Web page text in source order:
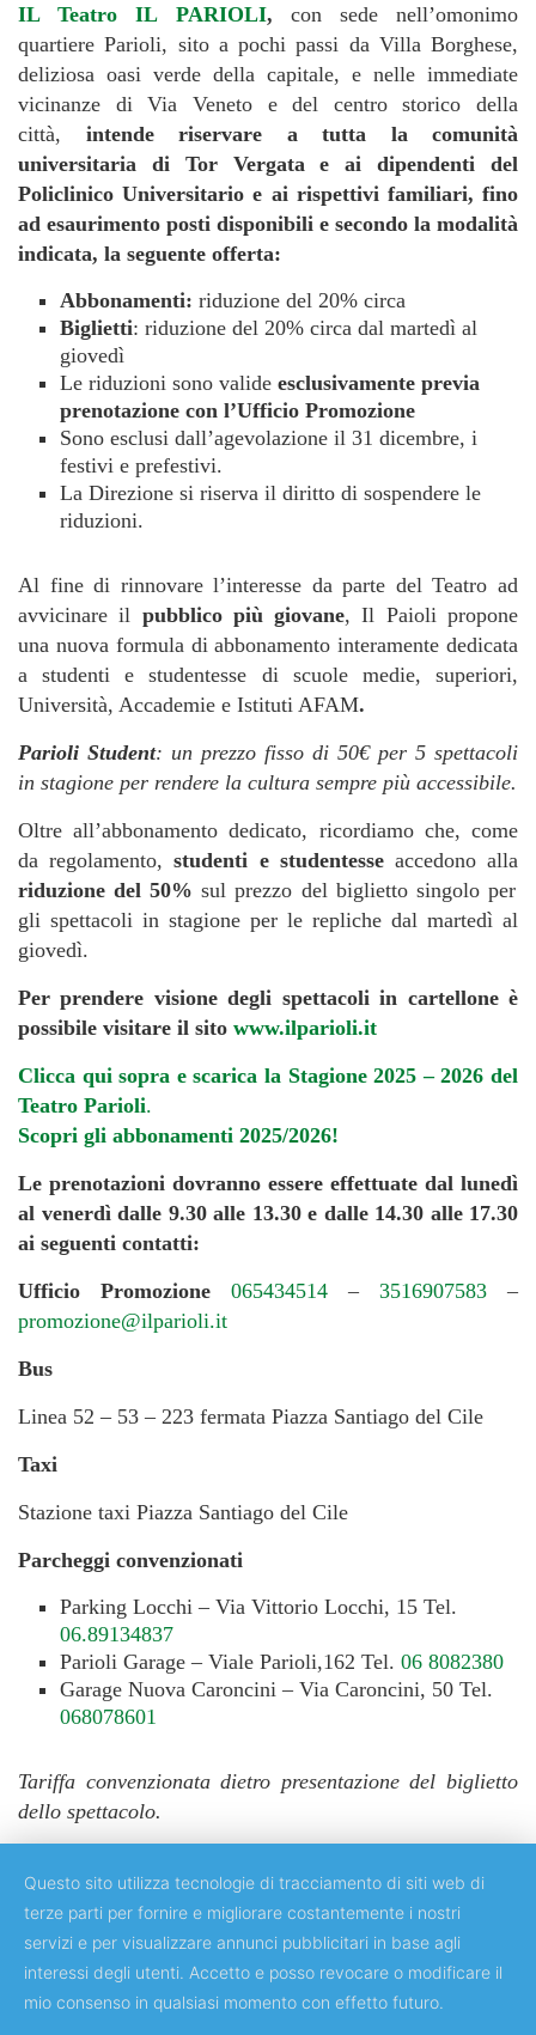
IL Teatro IL PARIOLI, con sede nell’omonimo
quartiere Parioli, sito a pochi passi da Villa Borghese,
deliziosa oasi verde della capitale, e nelle immediate
vicinanze di Via Veneto e del centro storico della
città, intende riservare a tutta la comunità
universitaria di Tor Vergata e ai dipendenti del
Policlinico Universitario e ai rispettivi familiari, fino
ad esaurimento posti disponibili e secondo la modalità
indicata, la seguente offerta:
Abbonamenti: riduzione del 20% circa
Biglietti: riduzione del 20% circa dal martedì al
giovedì
Le riduzioni sono valide esclusivamente previa
prenotazione con l’Ufficio Promozione
Sono esclusi dall’agevolazione il 31 dicembre, i
festivi e prefestivi.
La Direzione si riserva il diritto di sospendere le
riduzioni.
Al fine di rinnovare l’interesse da parte del Teatro ad
avvicinare il pubblico più giovane, Il Paioli propone
una nuova formula di abbonamento interamente dedicata
a studenti e studentesse di scuole medie, superiori,
Università, Accademie e Istituti AFAM.
Parioli Student: un prezzo fisso di 50€ per 5 spettacoli
in stagione per rendere la cultura sempre più accessibile.
Oltre all’abbonamento dedicato, ricordiamo che, come
da regolamento, studenti e studentesse accedono alla
riduzione del 50% sul prezzo del biglietto singolo per
gli spettacoli in stagione per le repliche dal martedì al
giovedì.
Per prendere visione degli spettacoli in cartellone è
possibile visitare il sito www.ilparioli.it
Clicca qui sopra e scarica la Stagione 2025 – 2026 del
Teatro Parioli.
Scopri gli abbonamenti 2025/2026!
Le prenotazioni dovranno essere effettuate dal lunedì
al venerdì dalle 9.30 alle 13.30 e dalle 14.30 alle 17.30
ai seguenti contatti:
Ufficio Promozione
065434514 – 3516907583 –
promozione@ilparioli.it
Bus
Linea 52 – 53 – 223 fermata Piazza Santiago del Cile
Taxi
Stazione taxi Piazza Santiago del Cile
Parcheggi convenzionati
Parking Locchi – Via Vittorio Locchi, 15 Tel.
06.89134837
Parioli Garage – Viale Parioli,162 Tel. 06 8082380
Garage Nuova Caroncini – Via Caroncini, 50 Tel.
068078601
Tariffa convenzionata dietro presentazione del biglietto
dello spettacolo.
Copyright © 2018 Università degli Studi di Roma "Tor Vergata"
Questo sito utilizza tecnologie di tracciamento di siti web di
terze parti per fornire e migliorare costantemente i nostri
servizi e per visualizzare annunci pubblicitari in base agli
interessi degli utenti. Accetto e posso revocare o modificare il
mio consenso in qualsiasi momento con effetto futuro.